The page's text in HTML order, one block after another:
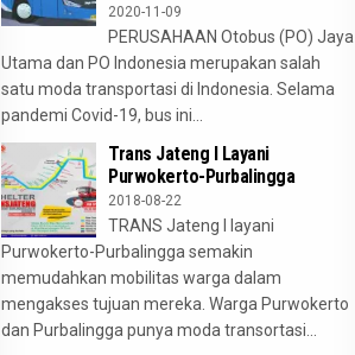
2020-11-09
PERUSAHAAN Otobus (PO) Jaya
Utama dan PO Indonesia merupakan salah
satu moda transportasi di Indonesia. Selama
pandemi Covid-19, bus ini...
Trans Jateng I Layani
Purwokerto-Purbalingga
2018-08-22
TRANS Jateng I layani
Purwokerto-Purbalingga semakin
memudahkan mobilitas warga dalam
mengakses tujuan mereka. Warga Purwokerto
dan Purbalingga punya moda transortasi...